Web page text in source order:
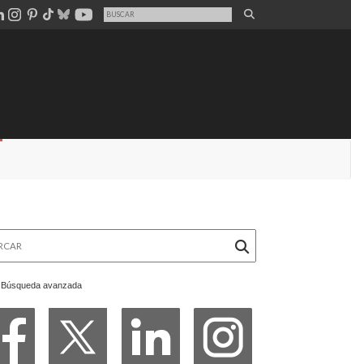
Búsqueda avanzada